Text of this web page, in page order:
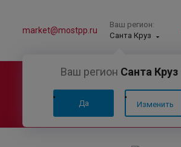
Ваш регион:
Санта Круз
Ваш регион Санта Круз
Да Изменить
market@mostpp.ru